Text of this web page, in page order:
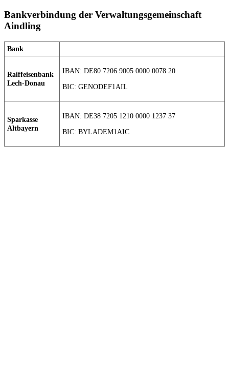
Bankverbindung der Verwaltungsgemeinschaft
Aindling
Bank
Raiffeisenbank
Lech-Donau
IBAN: DE80 7206 9005 0000 0078 20
BIC: GENODEF1AIL
Sparkasse
Altbayern
IBAN: DE38 7205 1210 0000 1237 37
BIC: BYLADEM1AIC